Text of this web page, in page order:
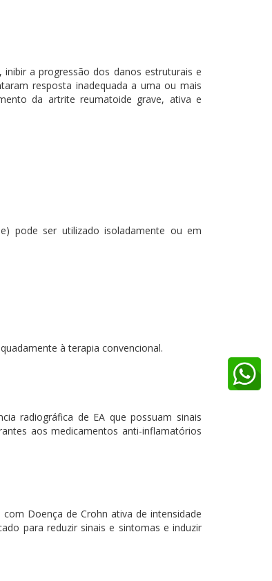
a progressão dos danos estruturais e
resposta inadequada a uma ou mais
da artrite reumatoide grave, ativa e
pode ser utilizado isoladamente ou em
à terapia convencional.
radiográfica de EA que possuam sinais
aos medicamentos anti-inflamatórios
Doença de Crohn ativa de intensidade
para reduzir sinais e sintomas e induzir